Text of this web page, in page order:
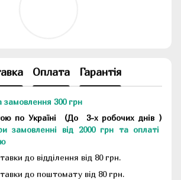
Оплата Гарантія
замовлення 300 грн
по Україні (До 3-х робочих днів )
замовленні від 2000 грн та оплаті
до відділення від 80 грн.
до поштомату від 80 грн.